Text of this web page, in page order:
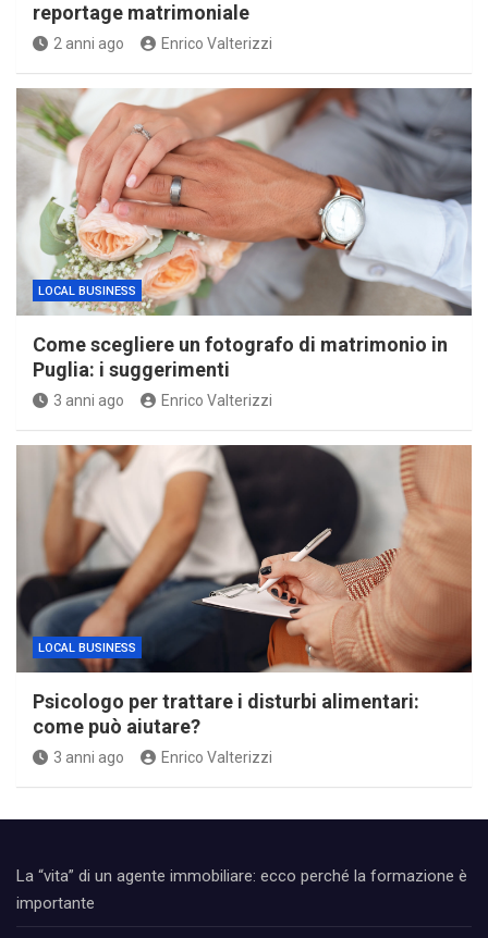
reportage matrimoniale
2 anni ago Enrico Valterizzi
LOCAL BUSINESS
Come scegliere un fotografo di matrimonio in
Puglia: i suggerimenti
3 anni ago Enrico Valterizzi
LOCAL BUSINESS
Psicologo per trattare i disturbi alimentari:
come può aiutare?
3 anni ago Enrico Valterizzi
La “vita” di un agente immobiliare: ecco perché la formazione è
importante